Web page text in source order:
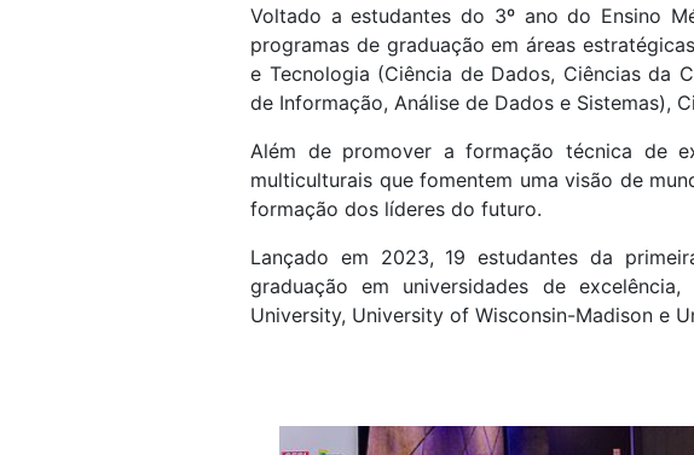
Voltado a estudantes do 3º ano do Ensino
programas de graduação em áreas
e Tecnologia (Ciência de Dados, Ciências da
de Informação, Análise de Dados e Sistemas),
Além de promover a formação técnica de
multiculturais que fomentem uma visão de
formação dos líderes do futuro.
Lançado em 2023, 19 estudantes da
graduação em universidades de
University, University of Wisconsin-Madison e